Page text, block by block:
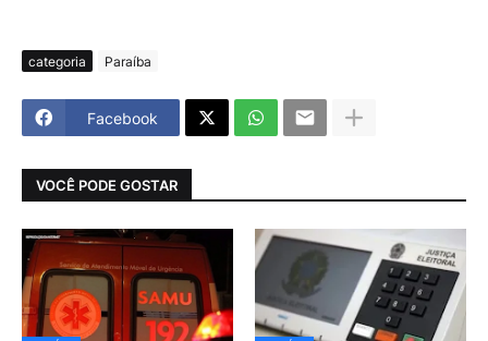
categoria Paraíba
Facebook
VOCÊ PODE GOSTAR